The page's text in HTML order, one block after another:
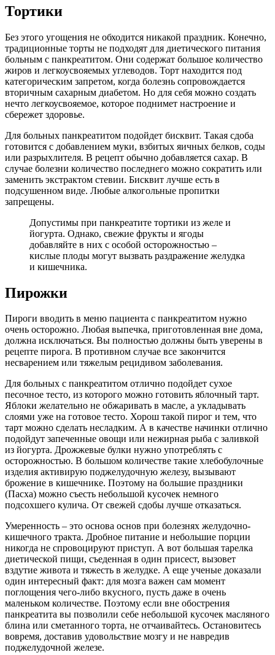
Тортики
Без этого угощения не обходится никакой праздник. Конечно,
традиционные торты не подходят для диетического питания
больным с панкреатитом. Они содержат большое количество
жиров и легкоусвояемых углеводов. Торт находится под
категорическим запретом, когда болезнь сопровождается
вторичным сахарным диабетом. Но для себя можно создать
нечто легкоусвояемое, которое поднимет настроение и
сбережет здоровье.
Для больных панкреатитом подойдет бисквит. Такая сдоба
готовится с добавлением муки, взбитых яичных белков, соды
или разрыхлителя. В рецепт обычно добавляется сахар. В
случае болезни количество последнего можно сократить или
заменить экстрактом стевии. Бисквит лучше есть в
подсушенном виде. Любые алкогольные пропитки
запрещены.
Допустимы при панкреатите тортики из желе и
йогурта. Однако, свежие фрукты и ягоды
добавляйте в них с особой осторожностью –
кислые плоды могут вызвать раздражение желудка
и кишечника.
Пирожки
Пироги вводить в меню пациента с панкреатитом нужно
очень осторожно. Любая выпечка, приготовленная вне дома,
должна исключаться. Вы полностью должны быть уверены в
рецепте пирога. В противном случае все закончится
несварением или тяжелым рецидивом заболевания.
Для больных с панкреатитом отлично подойдет сухое
песочное тесто, из которого можно готовить яблочный тарт.
Яблоки желательно не обжаривать в масле, а укладывать
слоями уже на готовое тесто. Хорош такой пирог и тем, что
тарт можно сделать несладким. А в качестве начинки отлично
подойдут запеченные овощи или нежирная рыба с заливкой
из йогурта. Дрожжевые булки нужно употреблять с
осторожностью. В большом количестве такие хлебобулочные
изделия активирую поджелудочную железу, вызывают
брожение в кишечнике. Поэтому на большие праздники
(Пасха) можно съесть небольшой кусочек немного
подсохшего кулича. От свежей сдобы лучше отказаться.
Умеренность – это основа основ при болезнях желудочно-
кишечного тракта. Дробное питание и небольшие порции
никогда не спровоцируют приступ. А вот большая тарелка
диетической пищи, съеденная в один присест, вызовет
вздутие живота и тяжесть в желудке. А еще ученые доказали
один интересный факт: для мозга важен сам момент
поглощения чего-либо вкусного, пусть даже в очень
маленьком количестве. Поэтому если вне обострения
панкреатита вы позволили себе небольшой кусочек масляного
блина или сметанного торта, не отчаивайтесь. Остановитесь
вовремя, доставив удовольствие мозгу и не навредив
поджелудочной железе.